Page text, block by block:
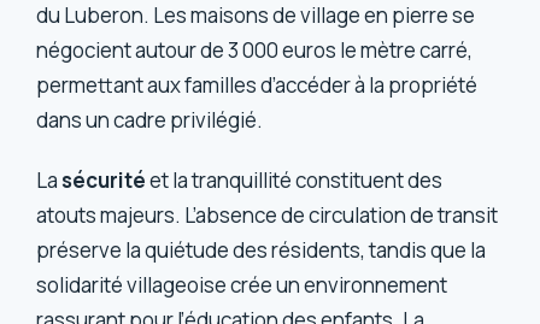
du Luberon. Les maisons de village en pierre se
négocient autour de 3 000 euros le mètre carré,
permettant aux familles d’accéder à la propriété
dans un cadre privilégié.
La sécuritéet la tranquillité constituent des
atouts majeurs. L’absence de circulation de transit
préserve la quiétude des résidents, tandis que la
solidarité villageoise crée un environnement